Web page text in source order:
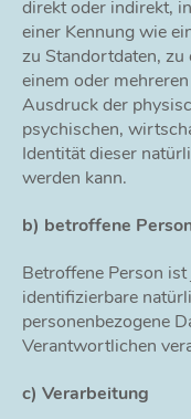
direkt oder indirekt,
einer Kennung wie
zu Standortdaten,
einem oder
Ausdruck der
psychischen,
Identität dieser
werden kann.
b) betroffene
Betroffene Person
identifizierbare
personenbezogene
Verantwortlichen
c) Verarbeitung